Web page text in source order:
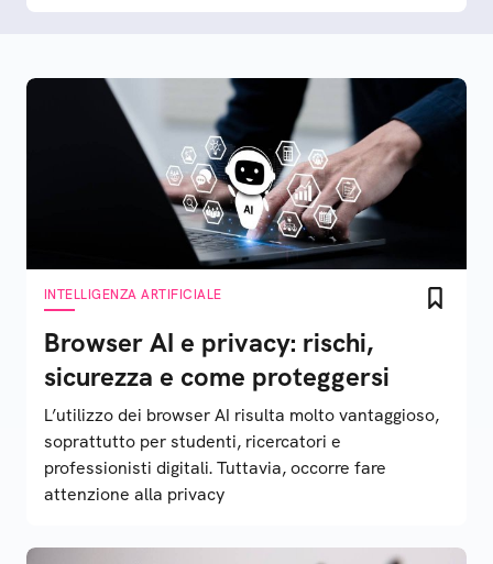
INTELLIGENZA ARTIFICIALE
Browser AI e privacy: rischi,
sicurezza e come proteggersi
L’utilizzo dei browser AI risulta molto vantaggioso,
soprattutto per studenti, ricercatori e
professionisti digitali. Tuttavia, occorre fare
attenzione alla privacy